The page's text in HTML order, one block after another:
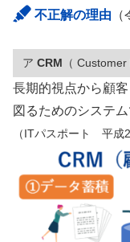
不正解の理由
ア CRM （
長期的視点から顧
図るためのシステム
（ITパスポート 平成